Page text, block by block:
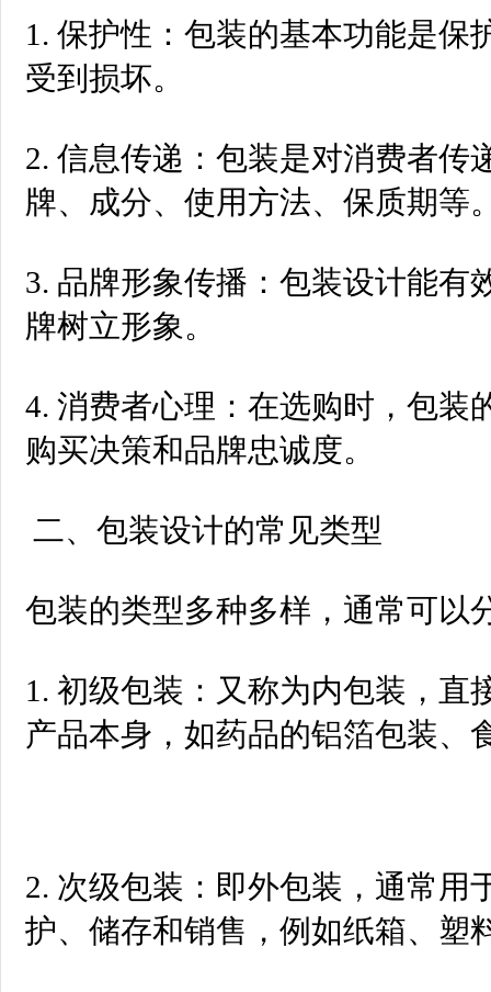
1. 保护性：包装的基本功能是保
受到损坏。
2. 信息传递：包装是对消费者传
牌、成分、使用方法、保质期等
3. 品牌形象传播：包装设计能有
牌树立形象。
4. 消费者心理：在选购时，包装
购买决策和品牌忠诚度。
二、包装设计的常见类型
包装的类型多种多样，通常可以
1. 初级包装：又称为内包装，直
产品本身，如药品的铝箔包装、
2. 次级包装：即外包装，通常用
护、储存和销售，例如纸箱、塑